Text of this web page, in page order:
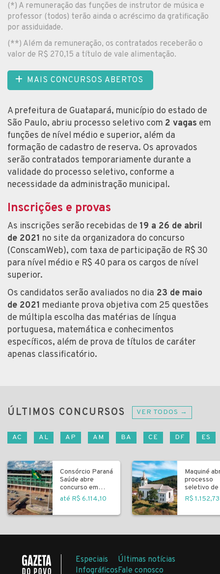
(*) A remuneração das funções de instrutor de música e
professor (todos) terão ainda o acréscimo da gratificação
por assiduidade.
(**) Além da remuneração, os contratados receberão o
valor de R$ 270,15 a título de vale alimentação.
MAIS CONCURSOS ABERTOS
A prefeitura de Guatapará, município do estado de
São Paulo, abriu processo seletivo com 2 vagas em
funções de nível médio e superior, além da
formação de cadastro de reserva. Os aprovados
serão contratados temporariamente durante a
validade do processo seletivo, conforme a
necessidade da administração municipal.
Inscrições e provas
As inscrições serão recebidas de 19 a 26 de abril
de 2021 no site da organizadora do concurso
(ConscamWeb), com taxa de participação de R$ 30
para nível médio e R$ 40 para os cargos de nível
superior.
Os candidatos serão avaliados no dia 23 de maio
de 2021 mediante prova objetiva com 25 questões
de múltipla escolha das matérias de língua
portuguesa, matemática e conhecimentos
específicos, além de prova de títulos de caráter
apenas classificatório.
ÚLTIMOS CONCURSOS VER TODOS →
AC AL AP AM BA CE DF ES
Consórcio Paraná
Saúde abre
concurso em
Curitiba
até R$ 6.114,10
Maquiné
processo
seletivo de
R$ 1.152,73
Especiais
Infográficos
Últimas notícias
Fale conosco